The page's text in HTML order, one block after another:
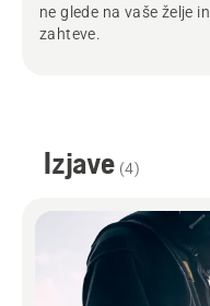
ne glede na vaše želje in
zahteve.
Izjave (4)